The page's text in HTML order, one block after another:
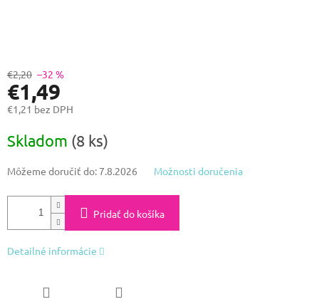
€2,20 –32 %
€1,49
€1,21 bez DPH
cena:
Skladom (8 ks)
Môžeme doručiť do: 7.8.2026 Možnosti doručenia
Pridať do košíka
Detailné informácie